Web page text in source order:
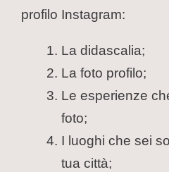
profilo Instagram:
La didascalia;
La foto profilo;
Le esperienze
foto;
I luoghi che sei
tua città;